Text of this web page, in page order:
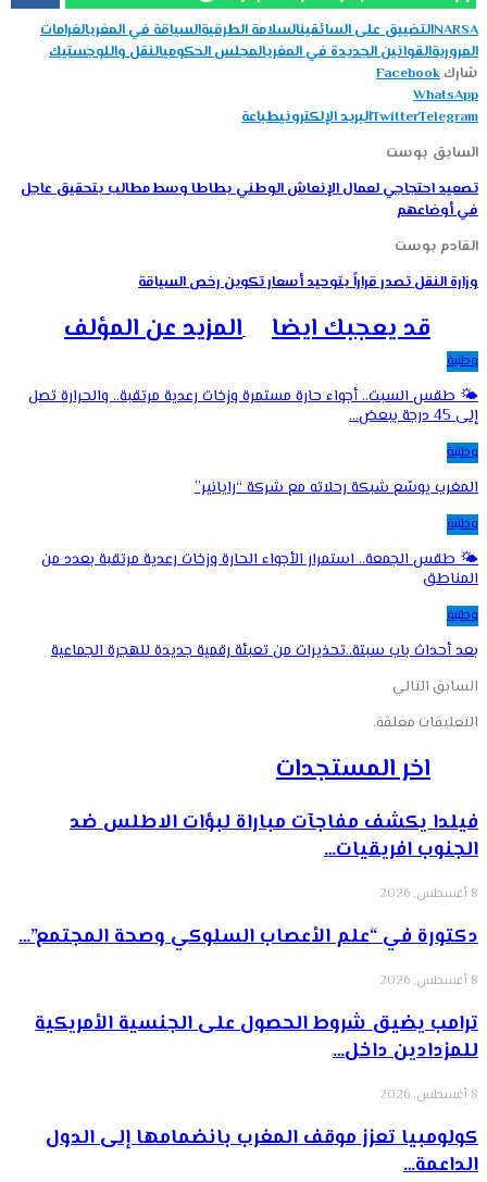
NARSAالتضييق على السائقينالسلامة الطرقيةالسياقة في المغربالغرامات
المروريةالقوانين الجديدة في المغربالمجلس الحكوميالنقل واللوجستيك
شارك Facebook
WhatsApp
TwitterTelegram البريد الإلكترونيطباعة
السابق بوست
تصعيد احتجاجي لعمال الإنعاش الوطني بطاطا وسط مطالب بتحقيق عاجل
في أوضاعهم
القادم بوست
وزارة النقل تصدر قراراً بتوحيد أسعار تكوين رخص السياقة
قد يعجبك ايضا المزيد عن المؤلف
وطنية
🌤️ طقس السبت.. أجواء حارة مستمرة وزخات رعدية مرتقبة.. والحرارة تصل
إلى 45 درجة ببعض…
وطنية
المغرب يوسّع شبكة رحلاته مع شركة “رايانير”
وطنية
🌤️ طقس الجمعة.. استمرار الأجواء الحارة وزخات رعدية مرتقبة بعدد من
المناطق
وطنية
بعد أحداث باب سبتة..تحذيرات من تعبئة رقمية جديدة للهجرة الجماعية
السابق التالي
التعليقات مغلقة.
اخر المستجدات
فيلدا يكشف مفاجآت مباراة لبؤات الاطلس ضد
الجنوب افريقيات…
8 أغسطس, 2026
دكتورة في “علم الأعصاب السلوكي وصحة المجتمع”…
8 أغسطس, 2026
ترامب يضيق شروط الحصول على الجنسية الأمريكية
للمزدادين داخل…
8 أغسطس, 2026
كولومبيا تعزز موقف المغرب بانضمامها إلى الدول
الداعمة…